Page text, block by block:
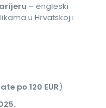
– engleski
u Hrvatskoj i
po 120 EUR)